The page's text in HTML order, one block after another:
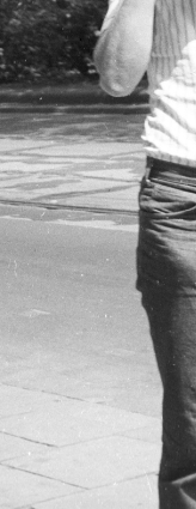
készült.
1976 ·
Kerepesi út, Taurus
1976 · Németfalu
a felvétel a Cséplő Gyuri című